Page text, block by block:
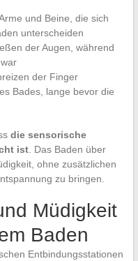
und Beine, die sich
unterscheiden
der Augen, während
der Finger
Bades, lange bevor die
die sensorische
ist. Das Baden über
ohne zusätzlichen
zu bringen.
Müdigkeit
Baden
Entbindungsstationen